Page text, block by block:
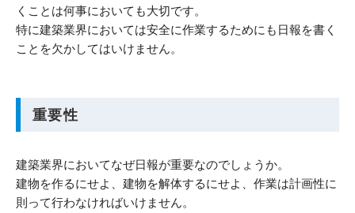
くことは何事においても大切です。
特に建築業界においては安全に作業するためにも日報を書く
ことを欠かしてはいけません。
重要性
建築業界においてなぜ日報が重要なのでしょうか。
建物を作るにせよ、建物を解体するにせよ、作業は計画性に
則って行わなければいけません。